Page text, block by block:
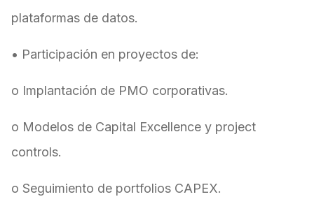
plataformas de datos.
• Participación en proyectos de:
o Implantación de PMO corporativas.
o Modelos de Capital Excellence y project
controls.
o Seguimiento de portfolios CAPEX.